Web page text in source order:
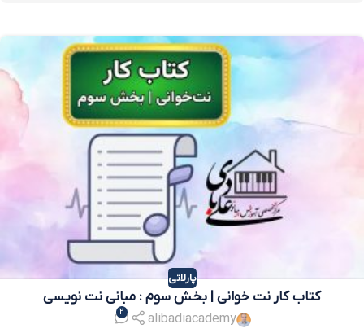
پارلاتی
کتاب کار نت خوانی | بخش سوم : مبانی نت نویسی
alibadiacademy
2